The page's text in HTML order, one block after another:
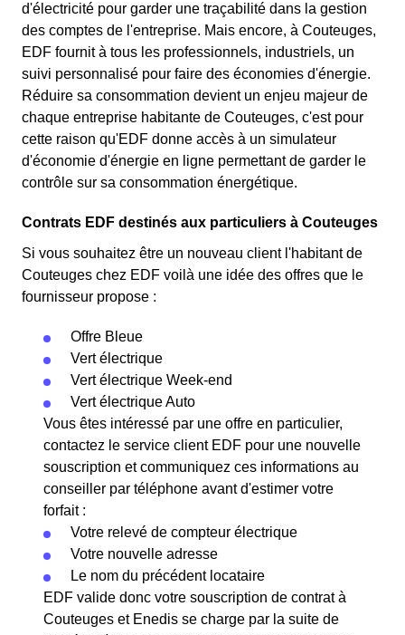
d'électricité pour garder une traçabilité dans la gestion
des comptes de l'entreprise. Mais encore, à Couteuges,
EDF fournit à tous les professionnels, industriels, un
suivi personnalisé pour faire des économies d'énergie.
Réduire sa consommation devient un enjeu majeur de
chaque entreprise habitante de Couteuges, c'est pour
cette raison qu'EDF donne accès à un simulateur
d'économie d'énergie en ligne permettant de garder le
contrôle sur sa consommation énergétique.
Contrats EDF destinés aux particuliers à Couteuges
Si vous souhaitez être un nouveau client l'habitant de
Couteuges chez EDF voilà une idée des offres que le
fournisseur propose :
Offre Bleue
Vert électrique
Vert électrique Week-end
Vert électrique Auto
Vous êtes intéressé par une offre en particulier,
contactez le service client EDF pour une nouvelle
souscription et communiquez ces informations au
conseiller par téléphone avant d'estimer votre
forfait :
Votre relevé de compteur électrique
Votre nouvelle adresse
Le nom du précédent locataire
EDF valide donc votre souscription de contrat à
Couteuges et Enedis se charge par la suite de